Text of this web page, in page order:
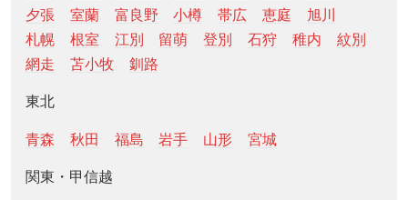
夕張
室蘭 富良野 小樽 帯広 恵庭
旭川
札幌
根室 江別 留萌 登別 石狩 稚内
紋別
網走
苫小牧 釧路
東北
青森 秋田 福島 岩手 山形 宮城
関東・甲信越